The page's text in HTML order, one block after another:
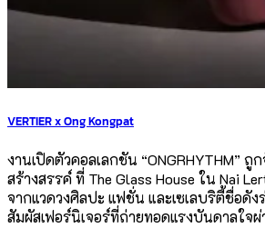
VERTIER x Ong Kongpat
งานเปิดตัวคอลเลกชัน “ONGRHYTHM”
สร้างสรรค์ ที่ The Glass House ใน Nai
จากแวดวงศิลปะ แฟชั่น และเซเลบริตี้ชื่อดัง
สัมผัสเฟอร์นิเจอร์ที่ถ่ายทอดแรงบันดาลใจ